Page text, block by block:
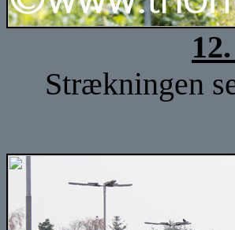
Strækningen